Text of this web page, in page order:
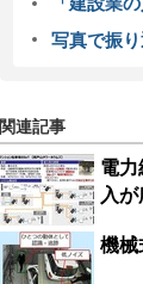
写真で振
関連記事
電
入
機械